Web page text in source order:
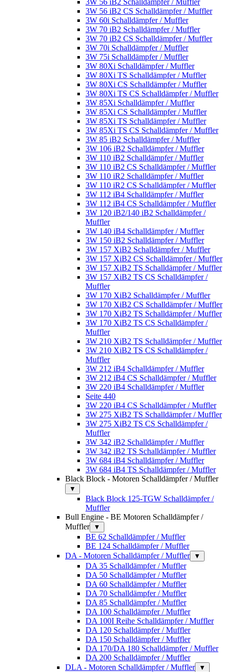
3W 56 iB2 CS Schalldämpfer / Muffler
3W 60i Schalldämpfer / Muffler
3W 70 iB2 Schalldämpfer / Muffler
3W 70 iB2 CS Schalldämpfer / Muffler
3W 70i Schalldämpfer / Muffler
3W 75i Schalldämpfer / Muffler
3W 80Xi Schalldämpfer / Muffler
3W 80Xi TS Schalldämpfer / Muffler
3W 80Xi CS Schalldämpfer / Muffler
3W 80Xi TS CS Schalldämpfer / Muffler
3W 85Xi Schalldämpfer / Muffler
3W 85Xi CS Schalldämpfer / Muffler
3W 85Xi TS Schalldämpfer / Muffler
3W 85Xi TS CS Schalldämpfer / Muffler
3W 85 iB2 Schalldämpfer / Muffler
3W 106 iB2 Schalldämpfer / Muffler
3W 110 iB2 Schalldämpfer / Muffler
3W 110 iB2 CS Schalldämpfer / Muffler
3W 110 iR2 Schalldämpfer / Muffler
3W 110 iR2 CS Schalldämpfer / Muffler
3W 112 iB4 Schalldämpfer / Muffler
3W 112 iB4 CS Schalldämpfer / Muffler
3W 120 iB2/140 iB2 Schalldämpfer /
Muffler
3W 140 iB4 Schalldämpfer / Muffler
3W 150 iB2 Schalldämpfer / Muffler
3W 157 XiB2 Schalldämpfer / Muffler
3W 157 XiB2 CS Schalldämpfer / Muffler
3W 157 XiB2 TS Schalldämpfer / Muffler
3W 157 XiB2 TS CS Schalldämpfer /
Muffler
3W 170 XiB2 Schalldämpfer / Muffler
3W 170 XiB2 CS Schalldämpfer / Muffler
3W 170 XiB2 TS Schalldämpfer / Muffler
3W 170 XiB2 TS CS Schalldämpfer /
Muffler
3W 210 XiB2 TS Schalldämpfer / Muffler
3W 210 XiB2 TS CS Schalldämpfer /
Muffler
3W 212 iB4 Schalldämpfer / Muffler
3W 212 iB4 CS Schalldämpfer / Muffler
3W 220 iB4 Schalldämpfer / Muffler
Seite 440
3W 220 iB4 CS Schalldämpfer / Muffler
3W 275 XiB2 TS Schalldämpfer / Muffler
3W 275 XiB2 TS CS Schalldämpfer /
Muffler
3W 342 iB2 Schalldämpfer / Muffler
3W 342 iB2 TS Schalldämpfer / Muffler
3W 684 iB4 Schalldämpfer / Muffler
3W 684 iB4 TS Schalldämpfer / Muffler
Black Block - Motoren Schalldämpfer / Muffler
▼
Black Block 125-TGW Schalldämpfer /
Muffler
Bull Engine - BE Motoren Schalldämpfer /
Muffler
▼
BE 62 Schalldämpfer / Muffler
BE 124 Schalldämpfer / Muffler
DA - Motoren Schalldämpfer / Muffler
▼
DA 35 Schalldämpfer / Muffler
DA 50 Schalldämpfer / Muffler
DA 60 Schalldämpfer / Muffler
DA 70 Schalldämpfer / Muffler
DA 85 Schalldämpfer / Muffler
DA 100 Schalldämpfer / Muffler
DA 100I Reihe Schalldämpfer / Muffler
DA 120 Schalldämpfer / Muffler
DA 150 Schalldämpfer / Muffler
DA 170/DA 180 Schalldämpfer / Muffler
DA 200 Schalldämpfer / Muffler
DLA - Motoren Schalldämpfer / Muffler
▼